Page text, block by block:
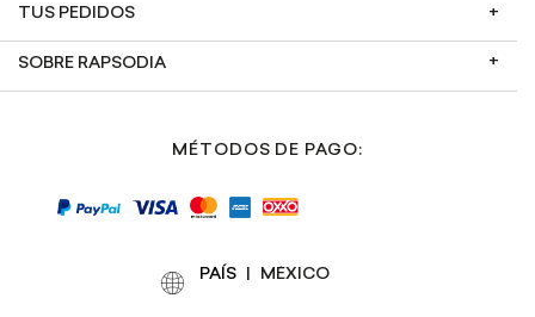
TUS PEDIDOS
SOBRE RAPSODIA
MÉTODOS DE PAGO:
PAÍS